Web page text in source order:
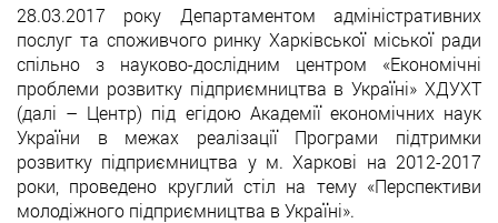
28.03.2017 року Департаментом адміністративних
послуг та споживчого ринку Харківської міської ради
спільно з науково-дослідним центром «Економічні
проблеми розвитку підприємництва в Україні» ХДУХТ
(далі – Центр) під егідою Академії економічних наук
України в межах реалізації Програми підтримки
розвитку підприємництва у м. Харкові на 2012-2017
роки, проведено круглий стіл на тему «Перспективи
молодіжного підприємництва в Україні».